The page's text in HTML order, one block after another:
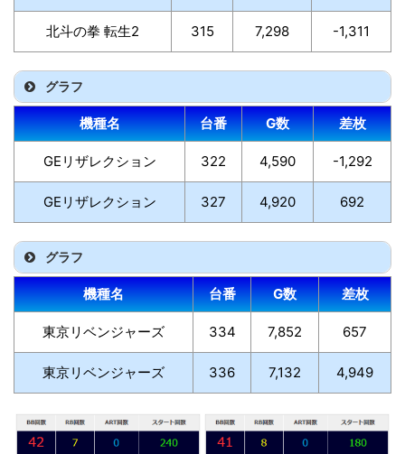
北斗の拳 転生2 315 7,298 -1,311
グラフ
機種名 台番 G数 差枚
GEリザレクション 322 4,590 -1,292
GEリザレクション 327 4,920 692
グラフ
機種名 台番 G数 差枚
東京リベンジャーズ 334 7,852 657
東京リベンジャーズ 336 7,132 4,949